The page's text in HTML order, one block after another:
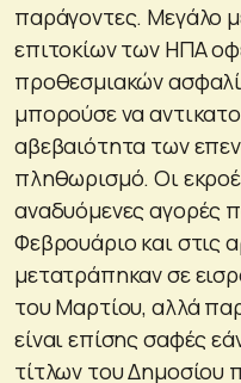
παράγοντες. Μεγάλο
επιτοκίων των ΗΠΑ
προθεσμιακών
μπορούσε να
αβεβαιότητα των
πληθωρισμό. Οι
αναδυόμενες αγορές
Φεβρουάριο και στις
μετατράπηκαν σε
του Μαρτίου, αλλά
είναι επίσης σαφές
τίτλων του Δημοσίου